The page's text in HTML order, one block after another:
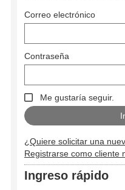
Correo electrónico
Contraseña
Me gustaría seguir.
¿Quiere solicitar una
Registrarse como cliente
Ingreso rápido